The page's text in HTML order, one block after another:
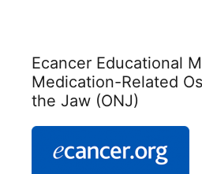
Ecancer Educational
Medication-Related
the Jaw (ONJ)